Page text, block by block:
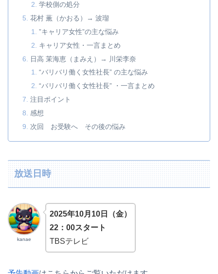
学校側の処分
花村 薫（かおる）→ 波瑠
”キャリア女性”の主な悩み
キャリア女性・一言まとめ
日高 茉海恵（まみえ）→ 川栄李奈
“バリバリ働く女性社長” の主な悩み
“バリバリ働く女性社長” ・一言まとめ
注目ポイント
感想
次回 お受験へ その後の悩み
放送日時
kanae
2025年10月10日（金）
22：00スタート
TBSテレビ